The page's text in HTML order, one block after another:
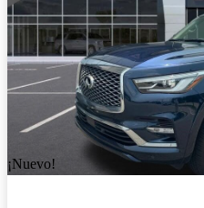
¡Nuevo!